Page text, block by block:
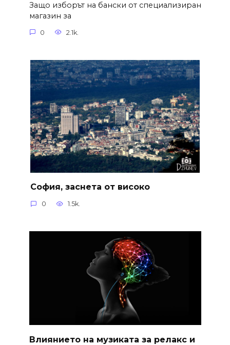
Защо изборът на бански от специализиран
магазин за
0 2.1k.
София, заснета от високо
0 1.5k.
Влиянието на музиката за релакс и